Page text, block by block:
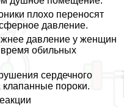
плохо переносят
давление.
давление у женщин
обильных
сердечного
пороки.